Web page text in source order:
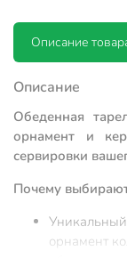
Описание
Описание
Обеденная
орнамент и
сервировки
Почему
орнамент